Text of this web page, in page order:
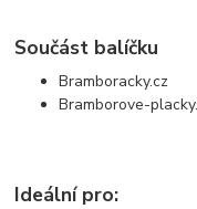
Součást balíčku
Bramboracky.cz
Bramborove-
Ideální pro: